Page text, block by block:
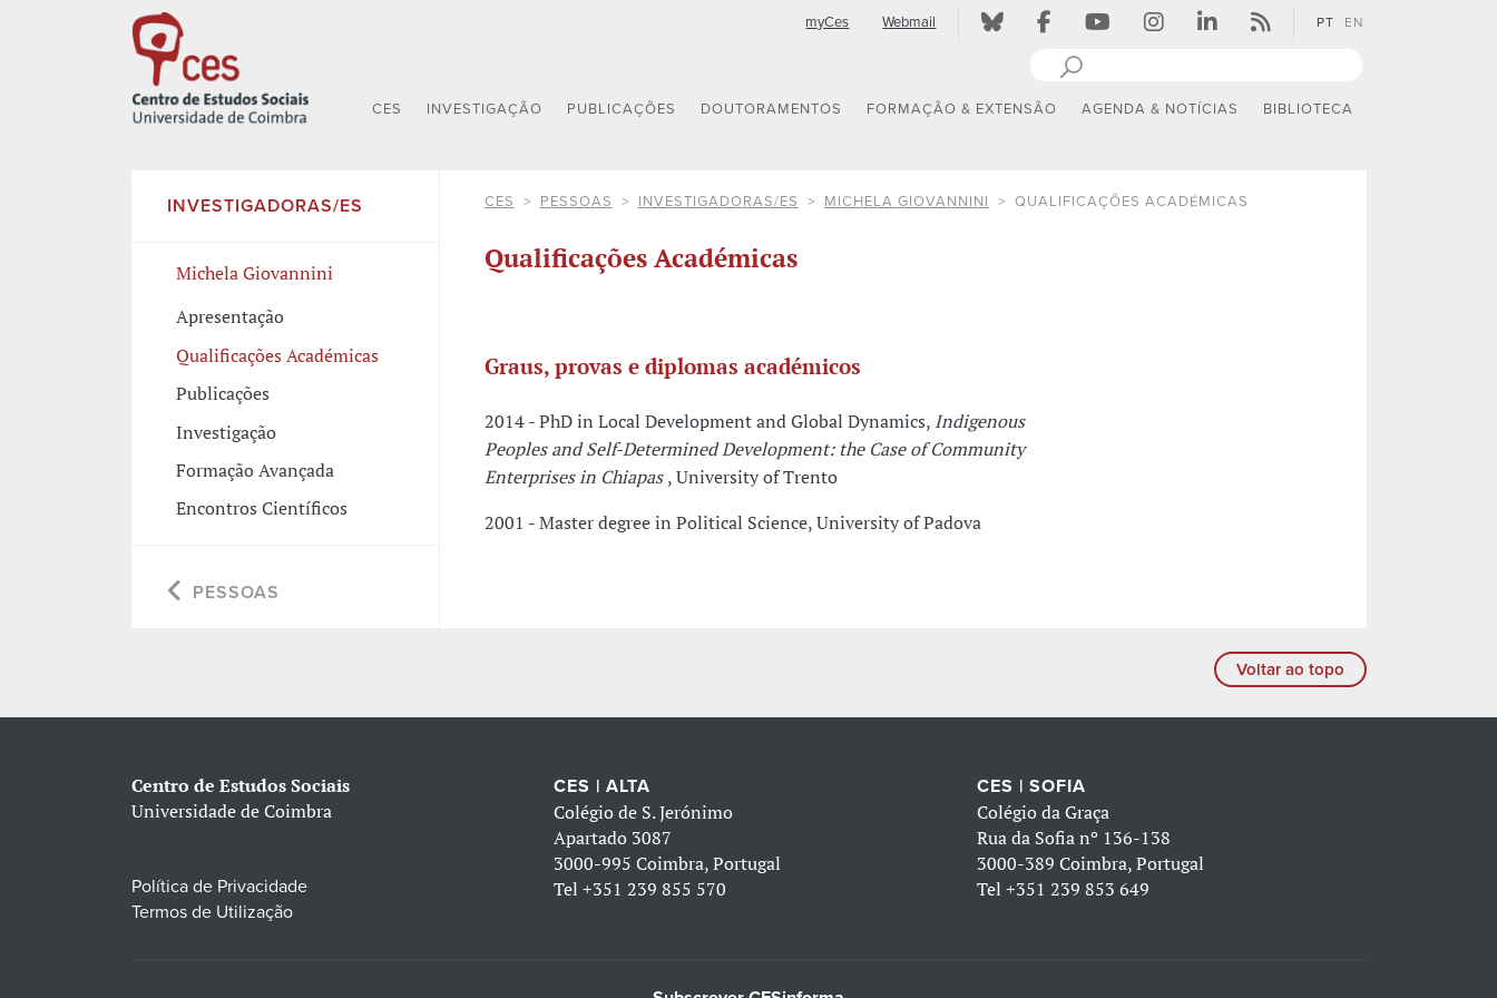
myCes Webmail PT EN
CES INVESTIGAÇÃO PUBLICAÇÕES DOUTORAMENTOS FORMAÇÃO & EXTENSÃO AGENDA & NOTÍCIAS BIBLIOTECA
INVESTIGADORAS/ES
Michela Giovannini
Apresentação
Qualificações Académicas
Publicações
Investigação
Formação Avançada
Encontros Científicos
PESSOAS
CES PESSOAS INVESTIGADORAS/ES MICHELA GIOVANNINI QUALIFICAÇÕES ACADÉMICAS
Qualificações Académicas
Graus, provas e diplomas académicos
2014 - PhD in Local Development and Global Dynamics, Indigenous
Peoples and Self-Determined Development: the Case of Community
Enterprises in Chiapas, University of Trento
2001 - Master degree in Political Science, University of Padova
Voltar ao topo
Centro de Estudos Sociais
Universidade de Coimbra
Política de Privacidade
Termos de Utilização
CES | ALTA
Colégio de S. Jerónimo
Apartado 3087
3000-995 Coimbra, Portugal
Tel+351 239 855 570
CES | SOFIA
Colégio da Graça
Rua da Sofia nº 136-138
3000-389 Coimbra, Portugal
Tel +351 239 853 649